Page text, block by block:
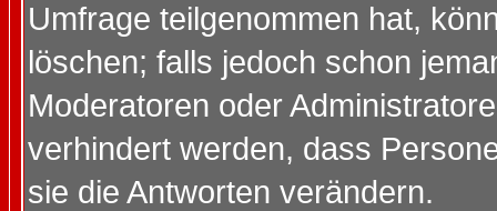
Umfrage teilgenommen hat,
löschen; falls jedoch schon
Moderatoren oder
verhindert werden, dass
sie die Antworten verändern.